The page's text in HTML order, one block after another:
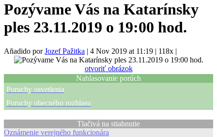
Pozývame Vás na Katarínsky
ples 23.11.2019 o 19:00 hod.
Añadido porJozef Pažitka | 4 Nov 2019 at 11:19 | 118x |
otvoriť obrázok
Nahlasovanie porúch
Poruchy osvetlenia
Poruchy obecného rozhlasu
Tlačivá na stiahnutie
Oznámenie verejného funkcionára